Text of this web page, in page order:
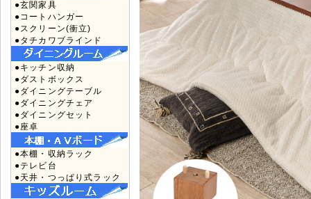
●玄関家具
●コートハンガー
●スクリーン(衝立)
●タチカワブラインド
●キッチン収納
●ダストボックス
●ダイニングテーブル
●ダイニングチェア
●ダイニングセット
●座卓
●本棚・収納ラック
●テレビ台
●天井・つっぱり式ラック